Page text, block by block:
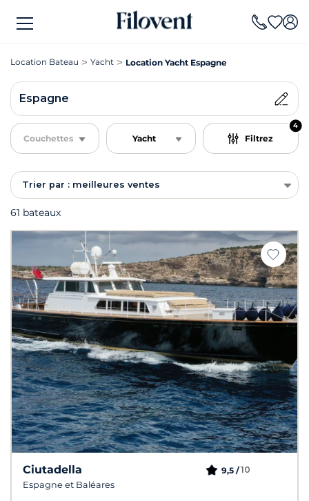
Location Bateau Yacht Location Yacht Espagne
Espagne
Couchettes Yacht Filtrez
4
Trier par : meilleures ventes
61 bateaux
Ciutadella
Espagne et Baléares
9,5 /10